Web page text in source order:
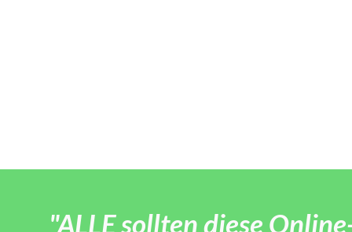
"ALLE sollten diese